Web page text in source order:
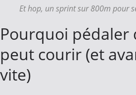
Et hop, un sprint sur 800m pour
Pourquoi pédaler
peut courir (et
vite)